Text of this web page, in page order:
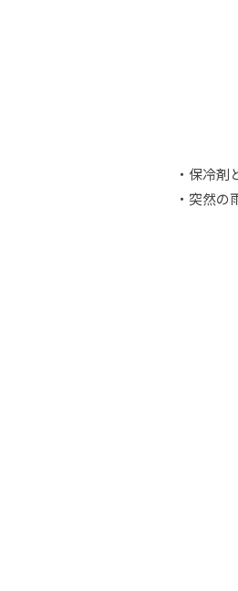
・保冷
・突然